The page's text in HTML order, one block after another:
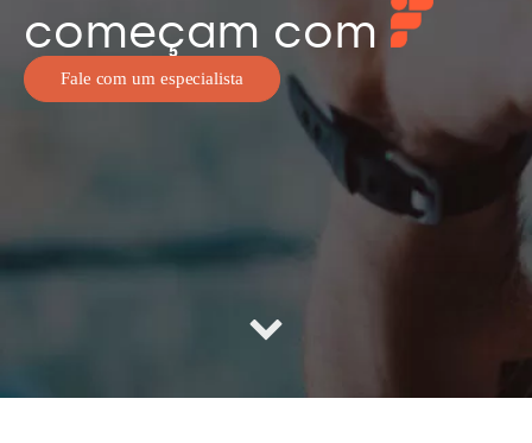
começam com
Fale com um especialista